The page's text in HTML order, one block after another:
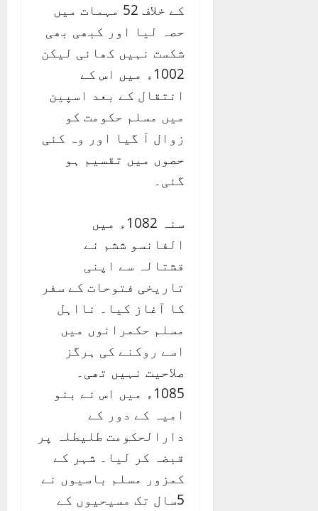
کے خلاف 52 مہمات میں
حصہ لیا اور کبھی بھی
شکست نہیں کھائی لیکن
1002ء میں اس کے
انتقال کے بعد اسپین
میں مسلم حکومت کو
زوال آ گیا اور وہ کئی
حصوں میں تقسیم ہو
گئی۔
سنہ 1082ء میں
الفانسو ششم نے
قشتالہ سے اپنی
تاریخی فتوحات کے سفر
کا آغاز کیا۔ نااہل
مسلم حکمرانوں میں
اسے روکنے کی ہرگز
صلاحیت نہیں تھی۔
1085ء میں اس نے بنو
امیہ کے دور کے
دارالحکومت طلیطلہ پر
قبضہ کر لیا۔ شہر کے
کمزور مسلم باسیوں نے
5سال تک مسیحیوں کے